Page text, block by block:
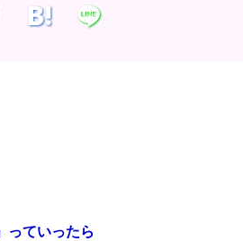
っていったら